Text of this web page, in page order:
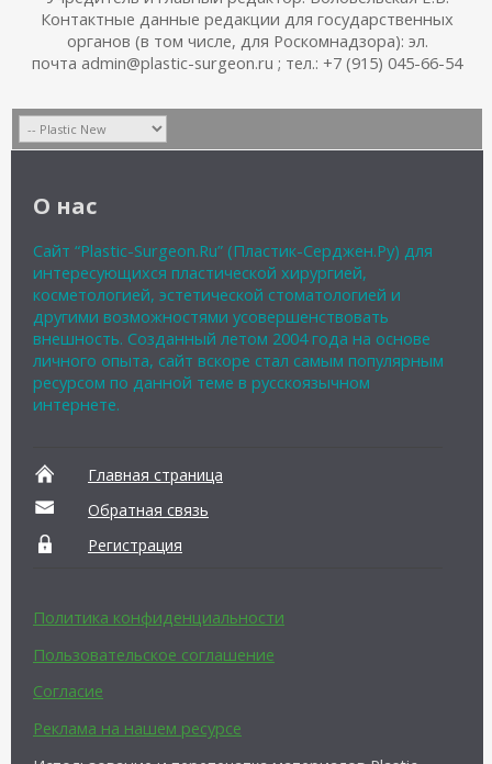
Контактные данные редакции для государственных
органов (в том числе, для Роскомнадзора): эл.
почта admin@plastic-surgeon.ru ; тел.: +7 (915) 045-66-54
О нас
Сайт “Plastic-Surgeon.Ru” (Пластик-Серджен.Ру) для
интересующихся пластической хирургией,
косметологией, эстетической стоматологией и
другими возможностями усовершенствовать
внешность. Созданный летом 2004 года на основе
личного опыта, сайт вскоре стал самым популярным
ресурсом по данной теме в русскоязычном
интернете.
Главная страница
Обратная связь
Регистрация
Политика конфиденциальности
Пользовательское соглашение
Согласие
Реклама на нашем ресурсе